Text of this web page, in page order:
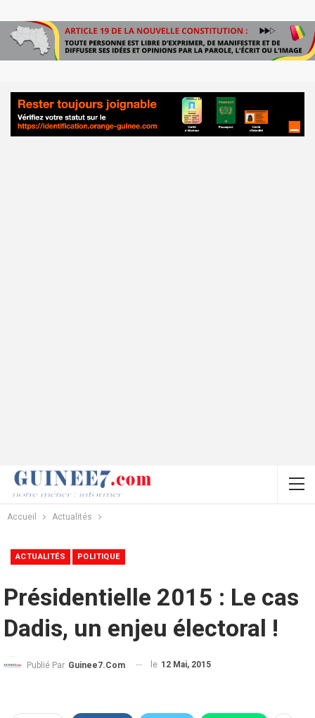
Accueil Actualités
ACTUALITÉS POLITIQUE
Présidentielle 2015 : Le cas
Dadis, un enjeu électoral !
Publié Par Guinee7.com le 12 Mai, 2015